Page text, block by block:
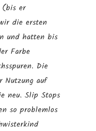
(bis er
die ersten
und hatten bis
Farbe
Die
Nutzung auf
neu. Slip Stops
so problemlos